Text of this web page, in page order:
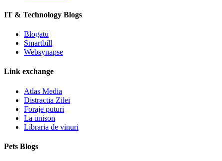
IT & Technology Blogs
Blogatu
Smartbill
Websynapse
Link exchange
Atlas Media
Distractia Zilei
Foraje puturi
La unison
Libraria de vinuri
Pets Blogs